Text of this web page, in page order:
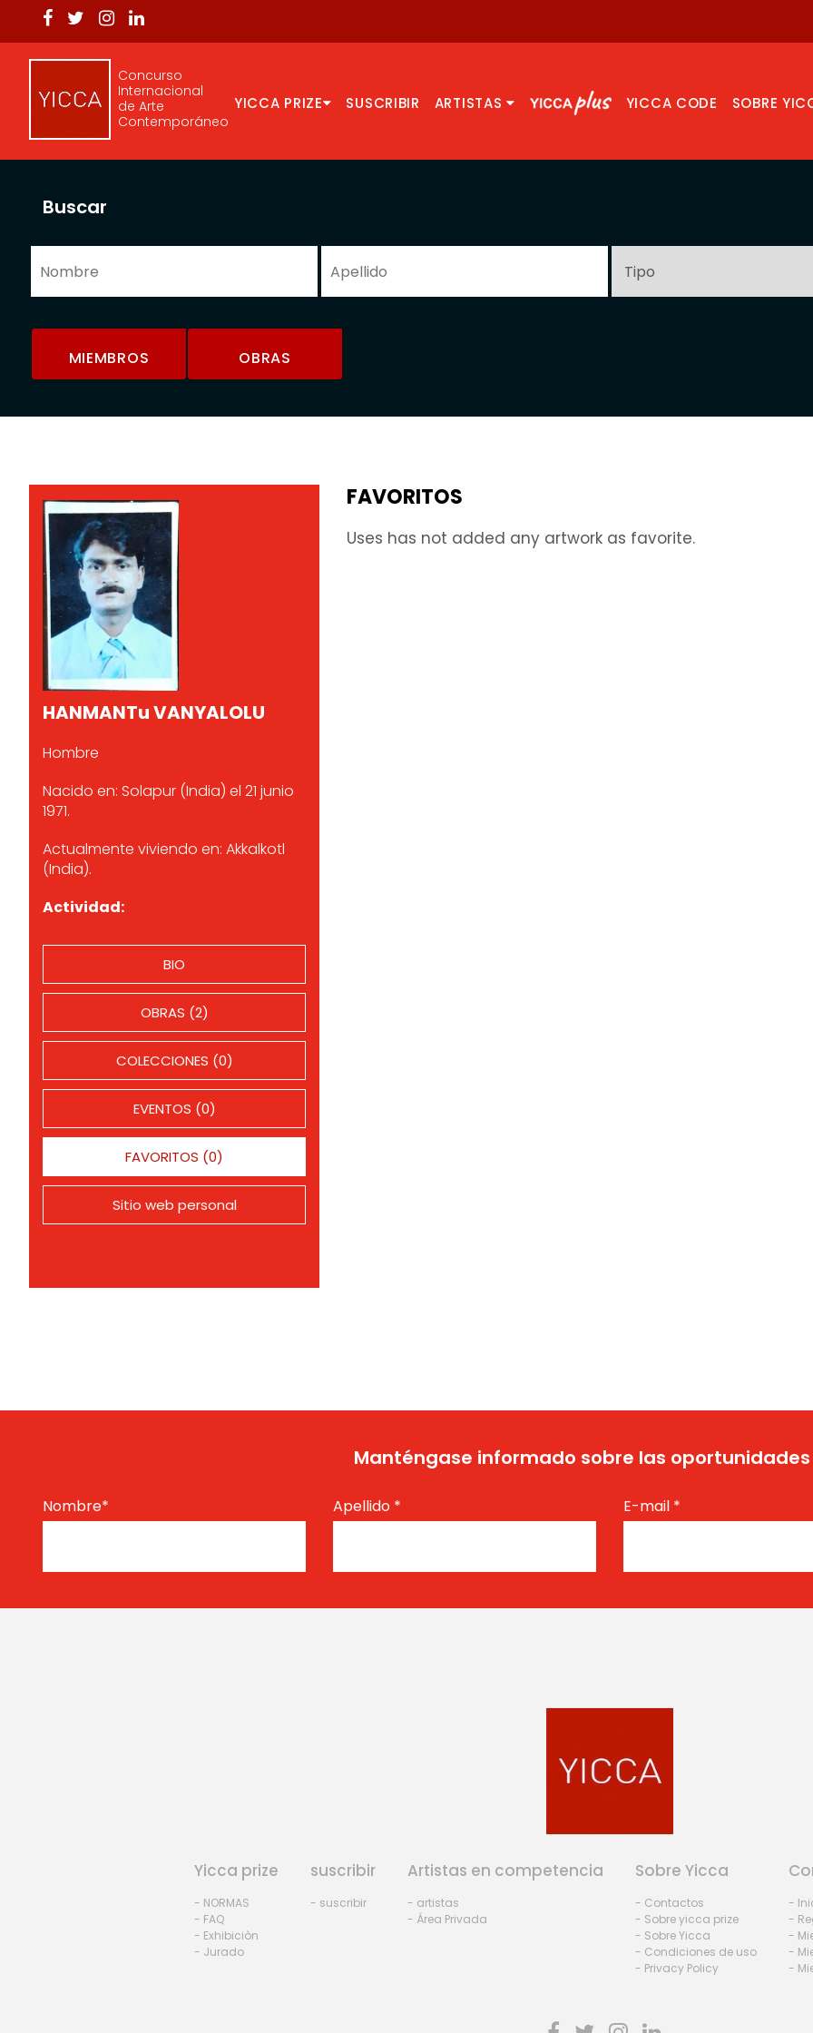
Concurso
Internacional
de Arte
Contemporáneo
YICCA PRIZE SUSCRIBIR ARTISTAS YICCA CODE SOBRE
Buscar
MIEMBROS OBRAS
HANMANTu VANYALOLU
Hombre
Nacido en: Solapur (India) el 21 junio
1971.
Actualmente viviendo en: Akkalkotl
(India).
Actividad:
BIO
OBRAS (2)
COLECCIONES (0)
EVENTOS (0)
FAVORITOS (0)
Sitio web personal
FAVORITOS
Uses has not added any artwork as favorite.
Manténgase informado sobre las oportunidades
Nombre* Apellido * E-mail *
Yicca prize
- NORMAS
- FAQ
- Exhibiciòn
- Jurado
suscribir
- suscribir
Artistas en competencia
- artistas
- Área Privada
Sobre Yicca
- Contactos
- Sobre yicca prize
- Sobre Yicca
- Condiciones de uso
- Privacy Policy
-
-
-
-
-